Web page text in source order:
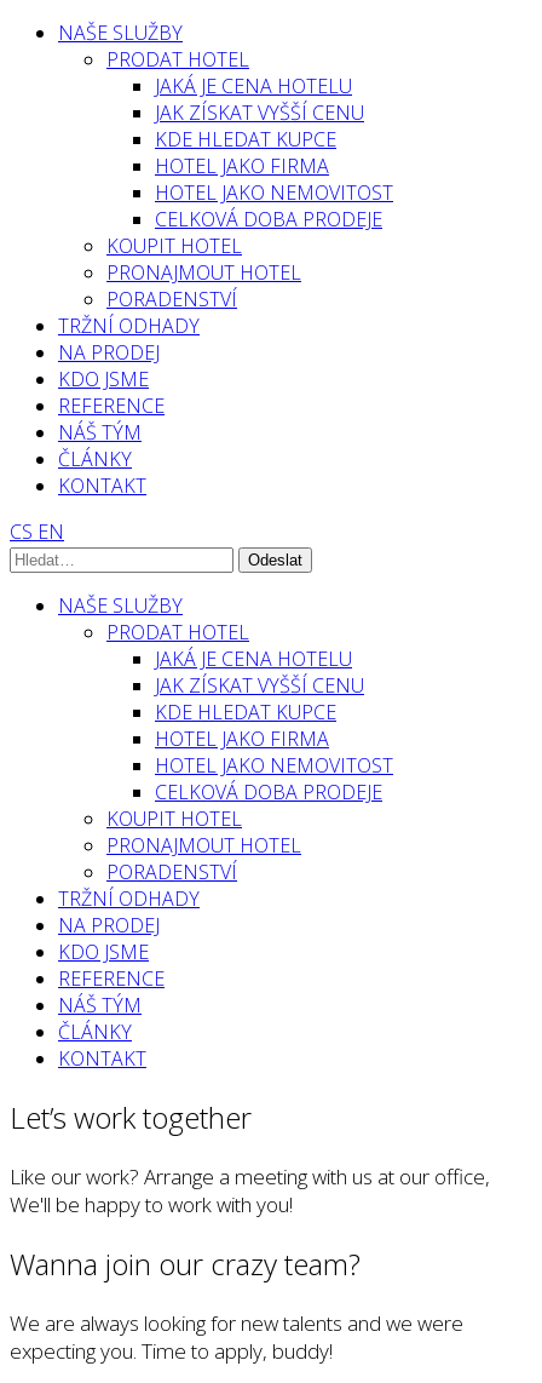
NAŠE SLUŽBY
PRODAT HOTEL
JAKÁ JE CENA HOTELU
JAK ZÍSKAT VYŠŠÍ CENU
KDE HLEDAT KUPCE
HOTEL JAKO FIRMA
HOTEL JAKO NEMOVITOST
CELKOVÁ DOBA PRODEJE
KOUPIT HOTEL
PRONAJMOUT HOTEL
PORADENSTVÍ
TRŽNÍ ODHADY
NA PRODEJ
KDO JSME
REFERENCE
NÁŠ TÝM
ČLÁNKY
KONTAKT
CS EN
NAŠE SLUŽBY
PRODAT HOTEL
JAKÁ JE CENA HOTELU
JAK ZÍSKAT VYŠŠÍ CENU
KDE HLEDAT KUPCE
HOTEL JAKO FIRMA
HOTEL JAKO NEMOVITOST
CELKOVÁ DOBA PRODEJE
KOUPIT HOTEL
PRONAJMOUT HOTEL
PORADENSTVÍ
TRŽNÍ ODHADY
NA PRODEJ
KDO JSME
REFERENCE
NÁŠ TÝM
ČLÁNKY
KONTAKT
Let’s work together
Like our work? Arrange a meeting with us at our office,
We'll be happy to work with you!
Wanna join our crazy team?
We are always looking for new talents and we were
expecting you. Time to apply, buddy!